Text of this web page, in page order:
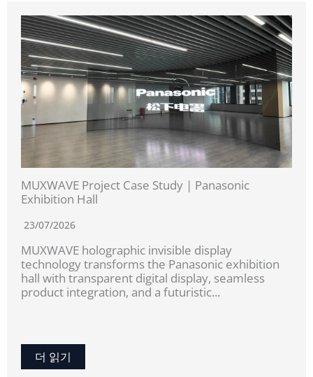
MUXWAVE Project Case Study | Panasonic
Exhibition Hall
23/07/2026
MUXWAVE holographic invisible display
technology transforms the Panasonic exhibition
hall with transparent digital display, seamless
product integration, and a futuristic...
더 읽기